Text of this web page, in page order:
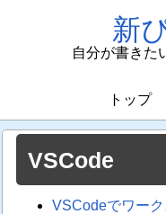
新
自分が書きた
トップ
VSCode
VSCodeでワー